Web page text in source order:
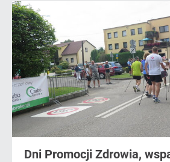
Dni Promocji Zdrowia,